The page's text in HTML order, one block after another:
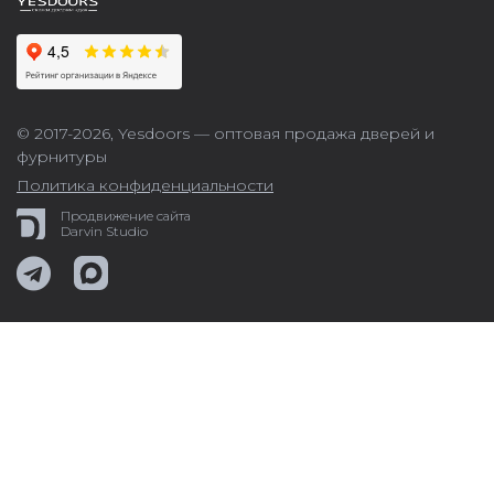
© 2017-2026, Yesdoors — оптовая продажа дверей и
фурнитуры
Политика конфиденциальности
Продвижение сайта
Darvin Studio